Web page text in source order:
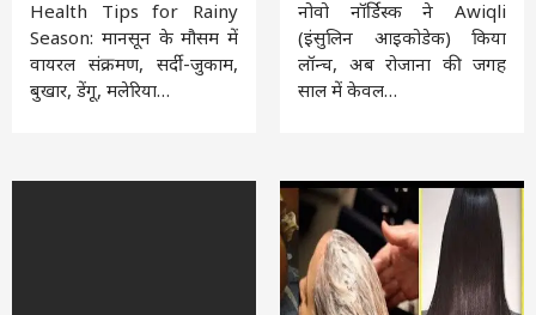
Health Tips for Rainy
Season: मानसून के मौसम में
वायरल संक्रमण, सर्दी-जुकाम,
बुखार, डेंगू, मलेरिया…
नोवो नॉर्डिस्क ने Awiqli
(इंसुलिन आइकोडेक) किया
लॉन्च, अब रोजाना की जगह
साल में केवल…